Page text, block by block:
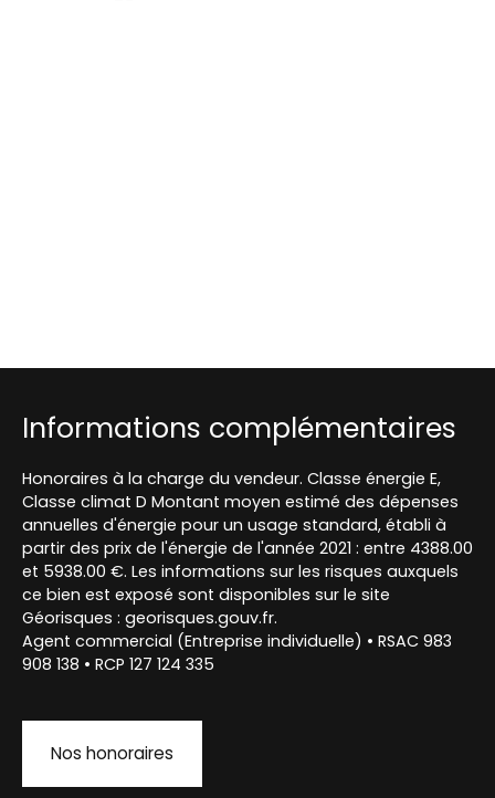
Informations complémentaires
Honoraires à la charge du vendeur. Classe énergie E,
Classe climat D Montant moyen estimé des dépenses
annuelles d'énergie pour un usage standard, établi à
partir des prix de l'énergie de l'année 2021 : entre 4388.00
et 5938.00 €. Les informations sur les risques auxquels
ce bien est exposé sont disponibles sur le site
Géorisques : georisques.gouv.fr.
Agent commercial (Entreprise individuelle) • RSAC 983
908 138 • RCP 127 124 335
Nos honoraires